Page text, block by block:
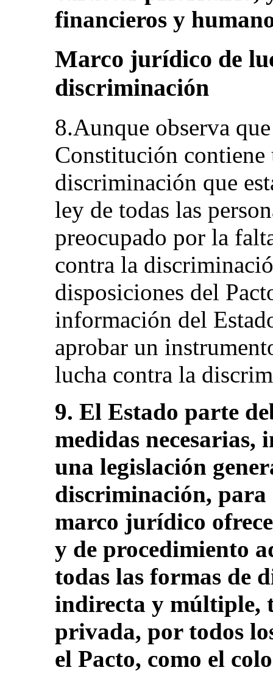
financieros y
Marco jurídico de
discriminación
8.Aunque observa
Constitución contiene
discriminación que
ley de todas las
preocupado por la
contra la
disposiciones del
información del
aprobar un
lucha contra la
9. El Estado parte
medidas
una legislación
discriminación, para
marco jurídico
y de procedimiento
todas las formas de
indirecta y múltiple,
privada, por todos
el Pacto, como el